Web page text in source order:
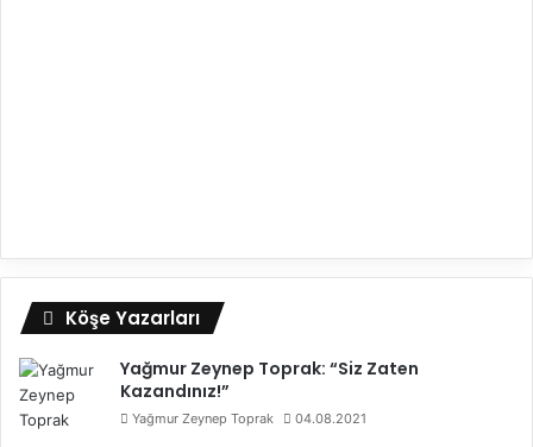
Köşe Yazarları
Yağmur Zeynep Toprak: “Siz Zaten
Kazandınız!”
Yağmur Zeynep Toprak 04.08.2021